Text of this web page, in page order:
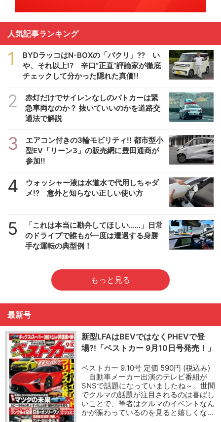
人気記事ランキング
1
BYDラッコはN-BOXの「パクリ」?? い
や、それ以上!? 辛口”正直”評論家が徹底
チェックして分かった隠れた真価!!
2
赤灯だけでサイレンなしのパトカーは緊
急車両なのか？ 抜いていいのかを道路交
通法で解説
3
エアコン付きの3輪モビリティ!! 都市型小
型EV「リーン3」の販売網に豊田通商が
参加!!
4
ウォッシャー液は水道水で代用しちゃダ
メ!? 意外と知らない正しい使い方
5
「これは本当に勘弁してほしい……」日常
のドライブで誰もが一度は遭遇する身勝
手な運転の典型例！
もっと見る
最新号
新型LFAはBEVではなくPHEVで登
場?!「ベストカー 9月10日号発売！」
ベストカー 9.10号 定価 590円 (税込み)
自動車メーカー出演のテレビ番組が
SNSで話題になっていましたね～。世間
でクルマの話題が注目されるのは喜ばし
いことで、筆者はクルマのイベントなん
かが賑わっているのを見ると嬉しくな…